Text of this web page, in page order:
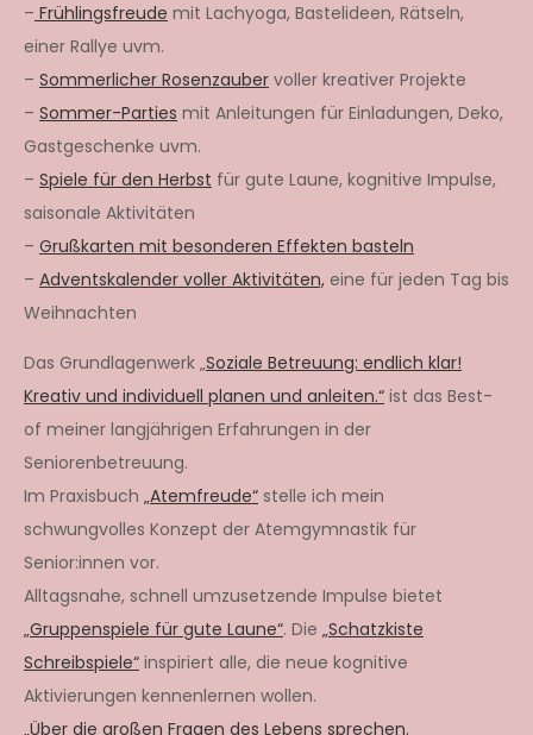
– Frühlingsfreude mit Lachyoga, Bastelideen, Rätseln,
einer Rallye uvm.
– Sommerlicher Rosenzauber voller kreativer Projekte
– Sommer-Parties mit Anleitungen für Einladungen, Deko,
Gastgeschenke uvm.
– Spiele für den Herbst für gute Laune, kognitive Impulse,
saisonale Aktivitäten
– Grußkarten mit besonderen Effekten basteln
– Adventskalender voller Aktivitäten, eine für jeden Tag bis
Weihnachten
Das Grundlagenwerk „Soziale Betreuung: endlich klar!
Kreativ und individuell planen und anleiten.“ ist das Best-
of meiner langjährigen Erfahrungen in der
Seniorenbetreuung.
Im Praxisbuch „Atemfreude“ stelle ich mein
schwungvolles Konzept der Atemgymnastik für
Senior:innen vor.
Alltagsnahe, schnell umzusetzende Impulse bietet
„Gruppenspiele für gute Laune“. Die „Schatzkiste
Schreibspiele“ inspiriert alle, die neue kognitive
Aktivierungen kennenlernen wollen.
„Über die großen Fragen des Lebens sprechen.